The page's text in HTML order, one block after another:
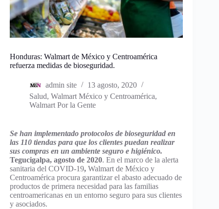
Honduras: Walmart de México y Centroamérica
refuerza medidas de bioseguridad.
admin site
13 agosto, 2020
Salud, Walmart México y Centroamérica,
Walmart Por la Gente
Se han implementado protocolos de bioseguridad en
las 110 tiendas para que los clientes puedan realizar
sus compras en un ambiente seguro e higiénico.
Tegucigalpa, agosto de 2020. En el marco de la alerta
sanitaria del COVID-19, Walmart de México y
Centroamérica procura garantizar el abasto adecuado de
productos de primera necesidad para las familias
centroamericanas en un entorno seguro para sus clientes
y asociados.